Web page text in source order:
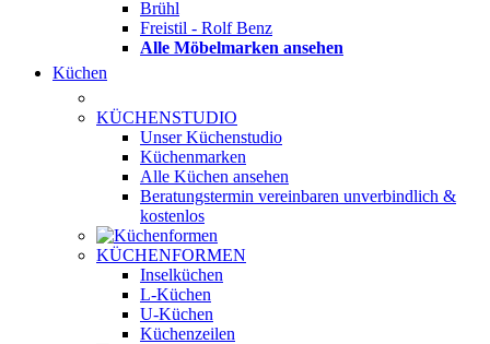
Brühl
Freistil - Rolf Benz
Alle Möbelmarken ansehen
Küchen
KÜCHENSTUDIO
Unser Küchenstudio
Küchenmarken
Alle Küchen ansehen
Beratungstermin vereinbaren unverbindlich &
kostenlos
KÜCHENFORMEN
Inselküchen
L-Küchen
U-Küchen
Küchenzeilen